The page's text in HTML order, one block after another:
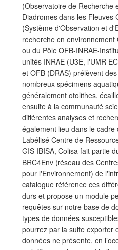
(Observatoire de Recherche
Diadromes dans les Fleuves
(Système d'Observation et
recherche en
ou du Pôle OFB-INRAE-
unités INRAE (U3E, l'UMR
et OFB (DRAS) prélèvent
nombreux spécimens
généralement otolithes,
ensuite à la communauté
différentes analyses et
également lieu dans le cadre
Labélisé Centre de
GIS IBISA, Colisa fait partie
BRC4Env (réseau des
pour l'Environnement) de
catalogue référence ces
durs et propose un module
requêtes sur notre base de
types de données
pourrez par la suite exporter
données ne présente, en